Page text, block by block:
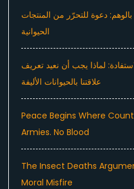
دعوة للتحرّر من المنتجات
الحيوانية
لماذا يجب أن نعيد تعريف
علاقتنا بالحيوانات الأليفة
Peace Begins Where
Armies. No Blood
The Insect Deaths
Moral Misfire